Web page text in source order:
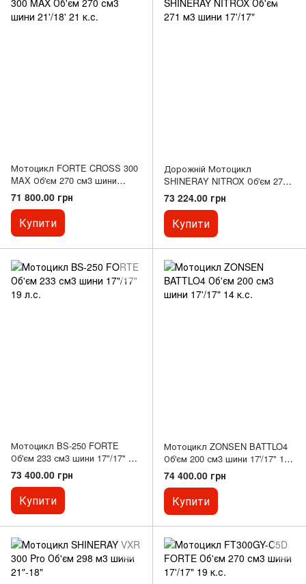
Мотоцикл FORTE CROSS 300
MAX Об'єм 270 см3 шини
21'/18' 21 к.с.
71 800.00 грн
Купити
Дорожній Мотоцикл
SHINERAY NITROX Об'єм 271
м3 шини 17'/17"
73 224.00 грн
Купити
Мотоцикл BS-250 FORTE
Об'єм 233 см3 шини 17"/17" 19
л.с.
73 400.00 грн
Купити
Мотоцикл ZONSEN BATTLO4
Об'єм 200 см3 шини 17'/17" 14
к.с.
74 400.00 грн
Купити